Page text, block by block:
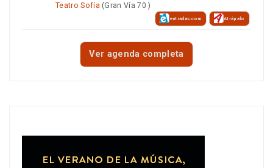
Teatro Sofía (Gran Vía 70 )
entradas.com Atrápalo
Ver agenda completa